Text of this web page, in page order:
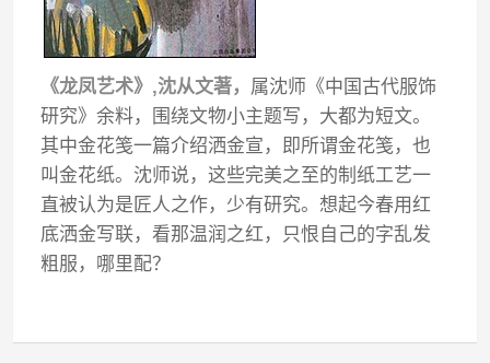
《龙凤艺术》,沈从文著， 属沈师《中国古代服饰
研究》余料，围绕文物小主题写，大都为短文。
其中金花笺一篇介绍洒金宣，即所谓金花笺，也
叫金花纸。沈师说，这些完美之至的制纸工艺一
直被认为是匠人之作，少有研究。想起今春用红
底洒金写联，看那温润之红，只恨自己的字乱发
粗服，哪里配？